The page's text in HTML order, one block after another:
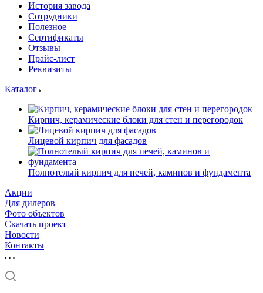
История завода
Сотрудники
Полезное
Сертификаты
Отзывы
Прайс-лист
Реквизиты
Каталог
Кирпич, керамические блоки для стен и перегородок
Лицевой кирпич для фасадов
Полнотелый кирпич для печей, каминов и фундамента
Акции
Для дилеров
Фото объектов
Скачать проект
Новости
Контакты